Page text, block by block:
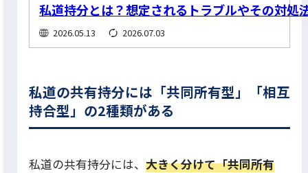
私道持分とは？想定されるトラブルやその対処
2026.05.13 2026.07.03
私道の共有持分には「共同所有型」「相互
持合型」の2種類がある
私道の共有持分には、 大きく分けて「共同所有